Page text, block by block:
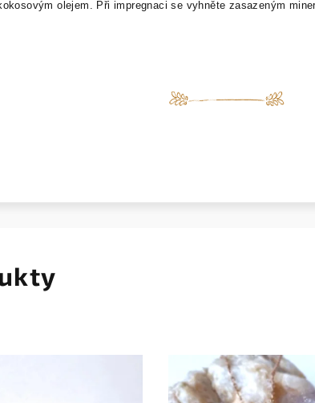
olejem. Při impregnaci se vyhněte zasazeným